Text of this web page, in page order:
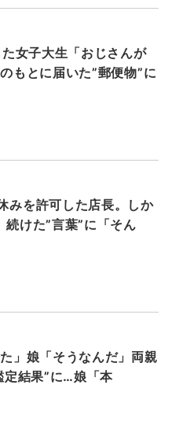
女子大生「おじさんが
もとに届いた”郵便物”に
みを許可した店長。しか
けた”言葉”に「そん
」娘「そうなんだ」両親
定結果”に…娘「本